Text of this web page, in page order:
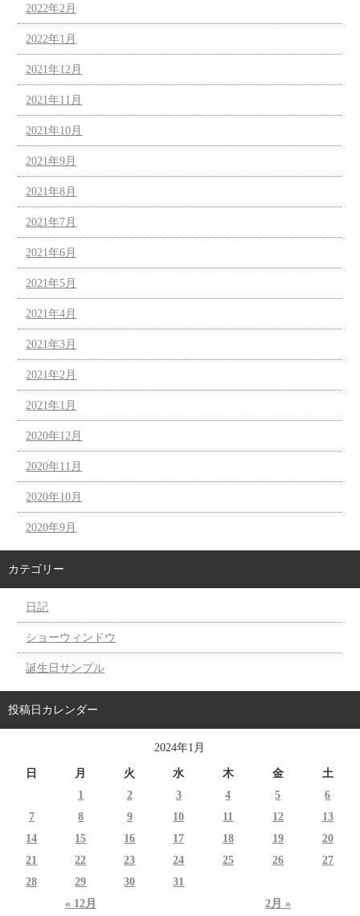
2022年2月
2022年1月
2021年12月
2021年11月
2021年10月
2021年9月
2021年8月
2021年7月
2021年6月
2021年5月
2021年4月
2021年3月
2021年2月
2021年1月
2020年12月
2020年11月
2020年10月
2020年9月
カテゴリー
日記
ショーウィンドウ
誕生日サンプル
投稿日カレンダー
2024年1月
日 月 火 水 木 金 土
« 12月 2月 »
1 2 3 4 5
6
7
8 9 10 11 12
13
14
15 16 17 18 19
20
21
22 23 24 25 26
27
28
29 30 31